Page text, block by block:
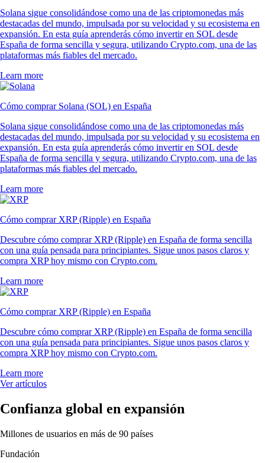
Solana sigue consolidándose como una de las criptomonedas más
destacadas del mundo, impulsada por su velocidad y su ecosistema en
expansión. En esta guía aprenderás cómo invertir en SOL desde
España de forma sencilla y segura, utilizando Crypto.com, una de las
plataformas más fiables del mercado.
Learn more
Cómo comprar Solana (SOL) en España
Solana sigue consolidándose como una de las criptomonedas más
destacadas del mundo, impulsada por su velocidad y su ecosistema en
expansión. En esta guía aprenderás cómo invertir en SOL desde
España de forma sencilla y segura, utilizando Crypto.com, una de las
plataformas más fiables del mercado.
Learn more
Cómo comprar XRP (Ripple) en España
Descubre cómo comprar XRP (Ripple) en España de forma sencilla
con una guía pensada para principiantes. Sigue unos pasos claros y
compra XRP hoy mismo con Crypto.com.
Learn more
Cómo comprar XRP (Ripple) en España
Descubre cómo comprar XRP (Ripple) en España de forma sencilla
con una guía pensada para principiantes. Sigue unos pasos claros y
compra XRP hoy mismo con Crypto.com.
Learn more
Ver artículos
Confianza global en expansión
Millones de usuarios en más de 90 países
Fundación